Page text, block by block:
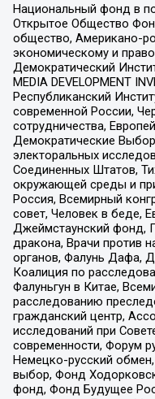
Национальный фонд в
Открытое Общество
общество, Американо-
экономическому и
Демократический
MEDIA DEVELOPMENT
Республиканский
современной России,
сотрудничества,
Демократические
электоральных
Соединенных Штатов,
окружающей среды и
Россия, Всемирный
совет, Человек в беде,
Джеймстаунский фонд,
дракона, Врачи против
органов, Фалунь Дафа,
Коалиция по
Фалуньгун в Китае,
расследованию
гражданский центр,
исследований при
современности, Форум
Немецко-русский
выбор, Фонд
фонд, Фонд Будущее